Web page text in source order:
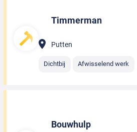
Timmerman
Putten
Dichtbij Afwisselend werk
Bouwhulp